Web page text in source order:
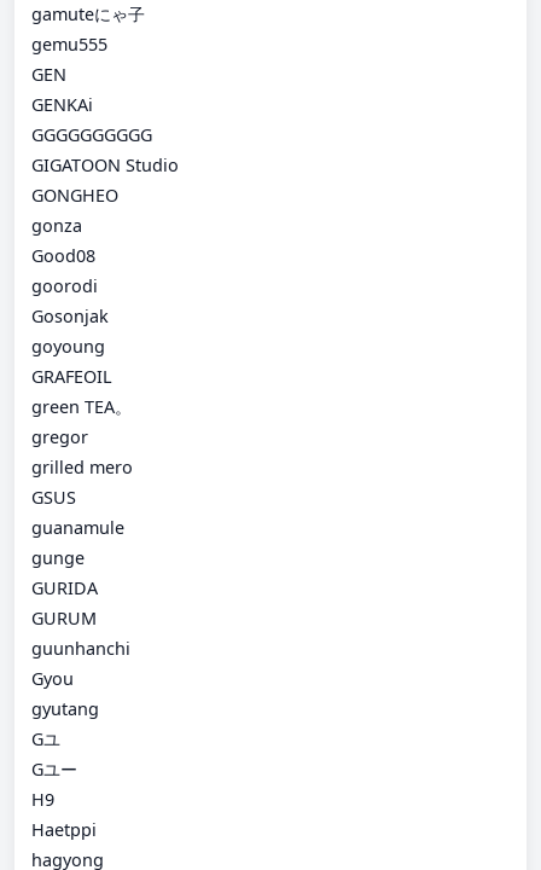
gamuteにゃ子
gemu555
GEN
GENKAi
GGGGGGGGGG
GIGATOON Studio
GONGHEO
gonza
Good08
goorodi
Gosonjak
goyoung
GRAFEOIL
green TEA。
gregor
grilled mero
GSUS
guanamule
gunge
GURIDA
GURUM
guunhanchi
Gyou
gyutang
Gユ
Gユー
H9
Haetppi
hagyong